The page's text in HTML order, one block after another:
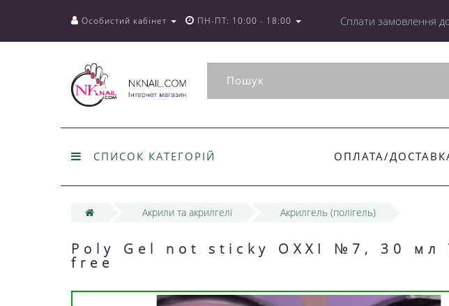
Cплати замовлення
Особистий кабінет ПН-ПТ: 10:00 - 18:00
СПИСОК КАТЕГОРІЙ ОПЛАТА/
Акрили та акрилгелі Акрилгель (полігель)
Poly Gel not sticky OXXI №7, 30 мл
free